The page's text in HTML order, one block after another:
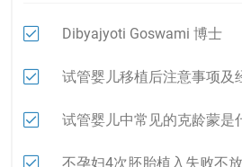
Dibyajyoti Goswami 博士
试管婴儿移植后注意事项及
试管婴儿中常见的克龄蒙是
不孕妇4次胚胎植入失败不放